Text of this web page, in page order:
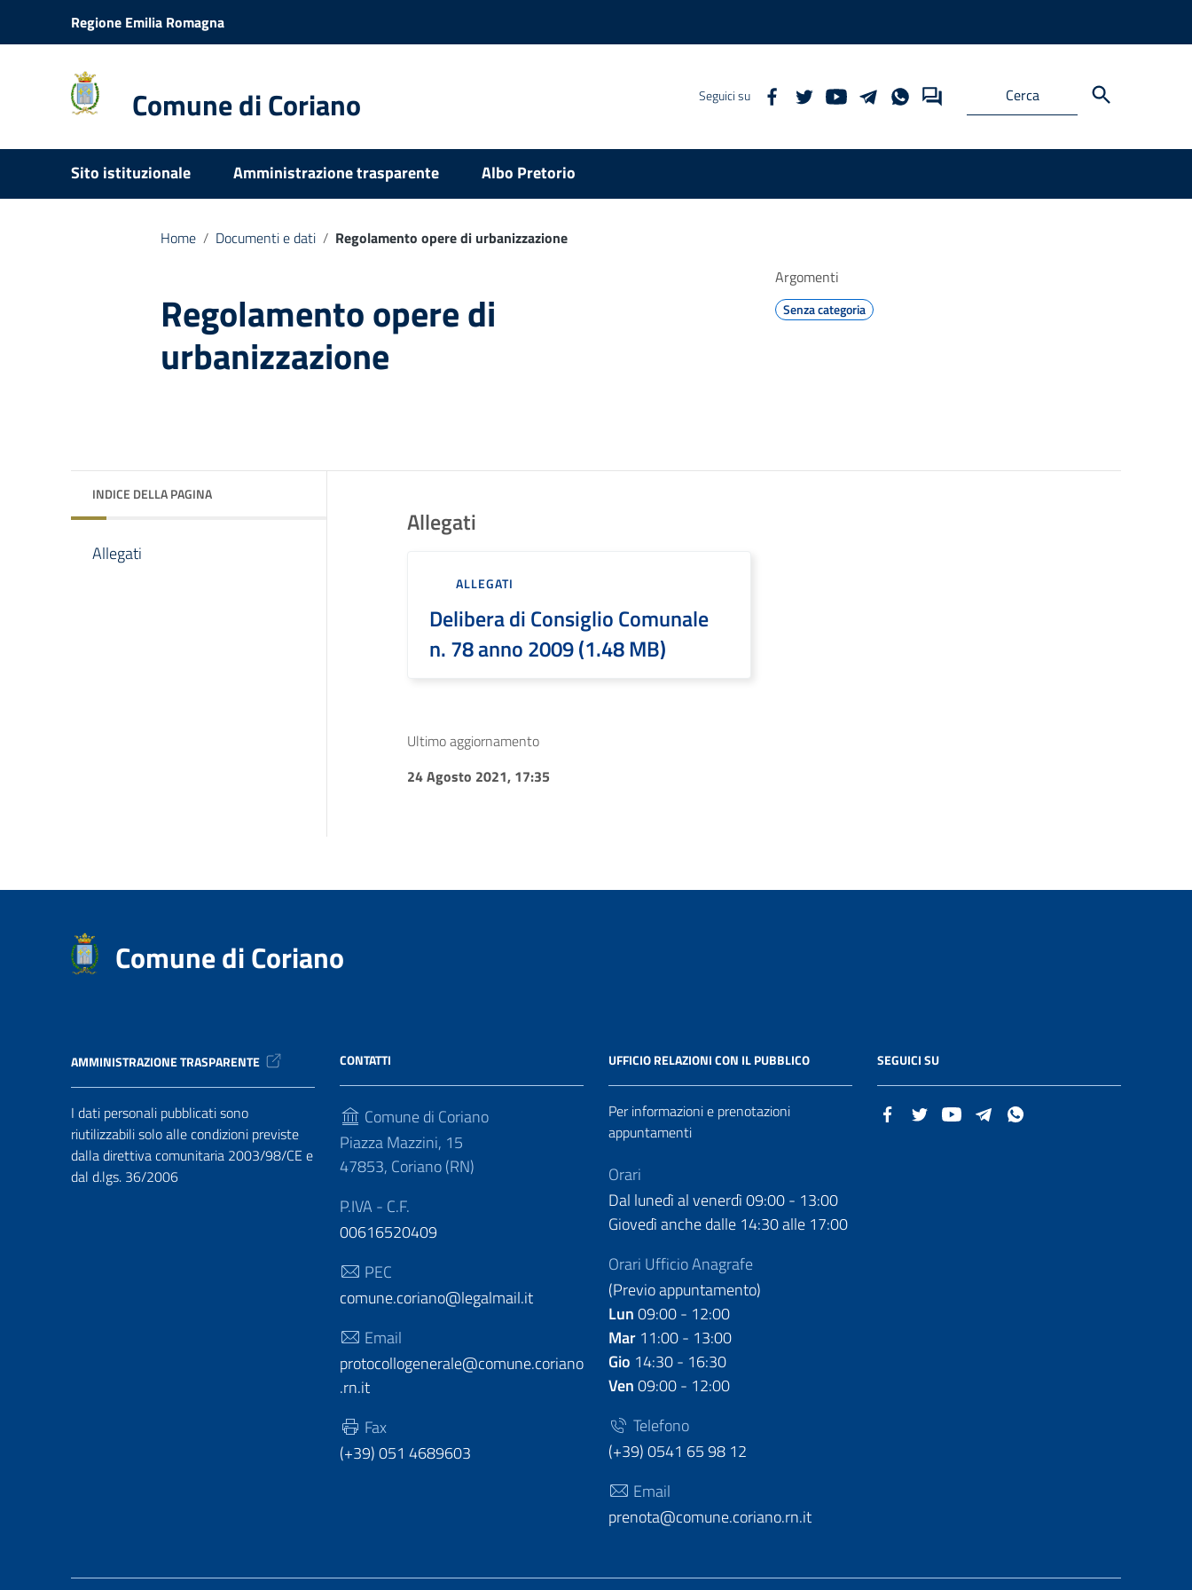
Vai ai contenuti
Vai al menu di navigazione
Regione Emilia Romagna
Comune di Coriano Seguici su
Sito istituzionale Amministrazione trasparente Albo Pretorio
Home / Documenti e dati / Regolamento opere di urbanizzazione
Regolamento opere di
urbanizzazione
Argomenti
Senza categoria
INDICE DELLA PAGINA
Allegati
Allegati
ALLEGATI
Delibera di Consiglio Comunale
n. 78 anno 2009 (1.48 MB)
Ultimo aggiornamento
24 Agosto 2021, 17:35
Comune di Coriano
AMMINISTRAZIONE TRASPARENTE
I dati personali pubblicati sono
riutilizzabili solo alle condizioni previste
dalla direttiva comunitaria 2003/98/CE e
dal d.lgs. 36/2006
CONTATTI
Comune di Coriano
Piazza Mazzini, 15
47853, Coriano (RN)
P.IVA - C.F.
00616520409
PEC
comune.coriano@legalmail.it
Email
protocollogenerale@comune.coriano
.rn.it
Fax
(+39) 051 4689603
UFFICIO RELAZIONI CON IL PUBBLICO
Per informazioni e prenotazioni
appuntamenti
Orari
Dal lunedì al venerdì 09:00 - 13:00
Giovedì anche dalle 14:30 alle 17:00
Orari Ufficio Anagrafe
(Previo appuntamento)
Lun09:00 - 12:00
Mar 11:00 - 13:00
Gio 14:30 - 16:30
Ven09:00 - 12:00
Telefono
(+39) 0541 65 98 12
Email
prenota@comune.coriano.rn.it
SEGUICI SU